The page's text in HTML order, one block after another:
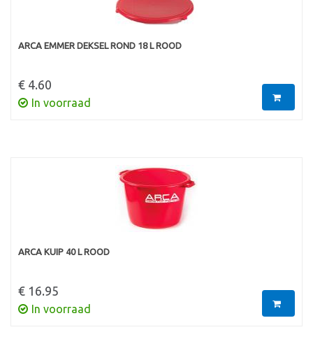
ARCA EMMER DEKSEL ROND 18 L ROOD
€ 4.60
In voorraad
ARCA KUIP 40 L ROOD
€ 16.95
In voorraad